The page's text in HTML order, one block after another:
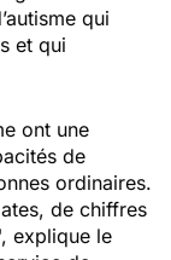
qui
et qui
ont une
de
ordinaires.
de chiffres
explique le